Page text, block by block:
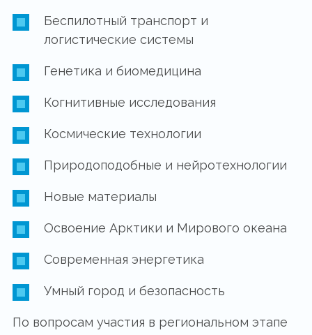
Беспилотный транспорт и
логистические системы
Генетика и биомедицина
Когнитивные исследования
Космические технологии
Природоподобные и нейротехнологии
Новые материалы
Освоение Арктики и Мирового океана
Современная энергетика
Умный город и безопасность
По вопросам участия в региональном этапе